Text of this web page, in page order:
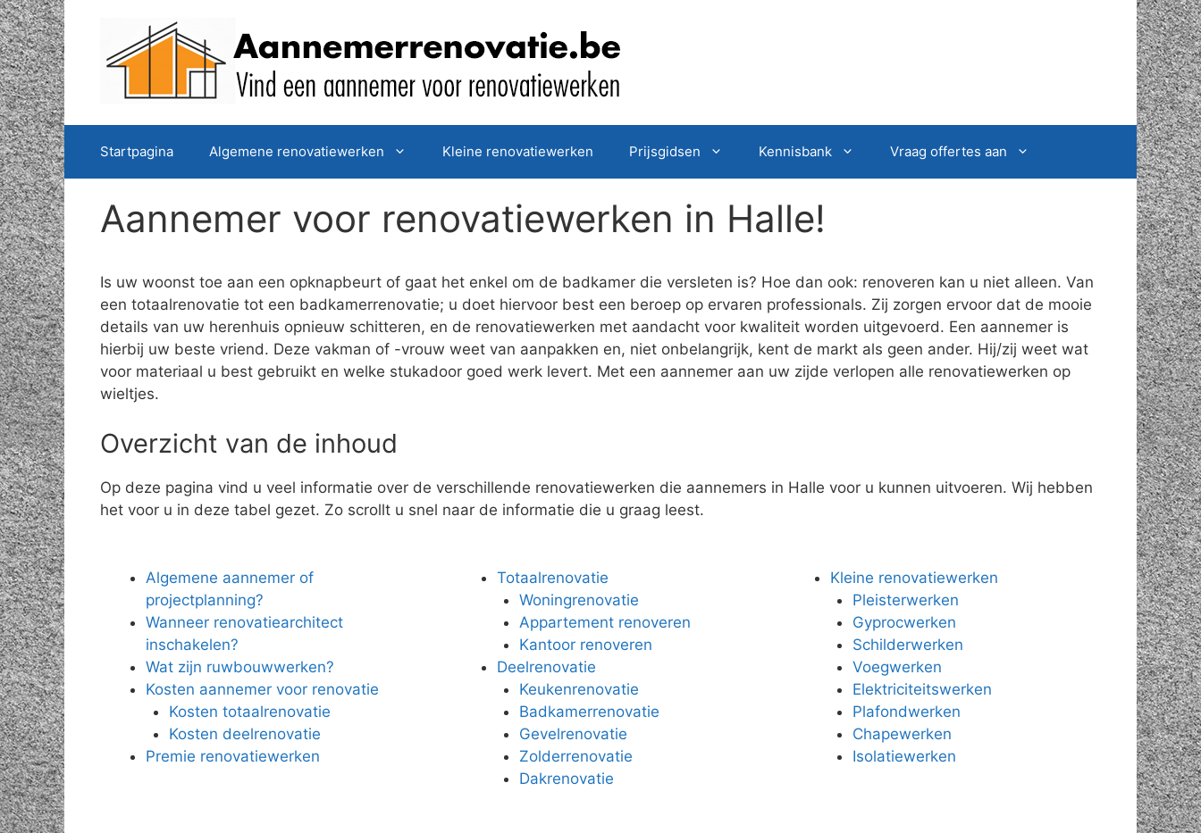
Spring
naar
de
inhoud
Startpagina Algemene renovatiewerken Kleine renovatiewerken Prijsgidsen Kennisbank Vraag offertes aan
Aannemer voor renovatiewerken in Halle!
Is uw woonst toe aan een opknapbeurt of gaat het enkel om de badkamer die versleten is? Hoe dan ook: renoveren kan u niet alleen. Van
een totaalrenovatie tot een badkamerrenovatie; u doet hiervoor best een beroep op ervaren professionals. Zij zorgen ervoor dat de mooie
details van uw herenhuis opnieuw schitteren, en de renovatiewerken met aandacht voor kwaliteit worden uitgevoerd. Een aannemer is
hierbij uw beste vriend. Deze vakman of -vrouw weet van aanpakken en, niet onbelangrijk, kent de markt als geen ander. Hij/zij weet wat
voor materiaal u best gebruikt en welke stukadoor goed werk levert. Met een aannemer aan uw zijde verlopen alle renovatiewerken op
wieltjes.
Overzicht van de inhoud
Op deze pagina vind u veel informatie over de verschillende renovatiewerken die aannemers in Halle voor u kunnen uitvoeren. Wij hebben
het voor u in deze tabel gezet. Zo scrollt u snel naar de informatie die u graag leest.
Algemene aannemer of
projectplanning?
Wanneer renovatiearchitect
inschakelen?
Wat zijn ruwbouwwerken?
Kosten aannemer voor renovatie
Kosten totaalrenovatie
Kosten deelrenovatie
Premie renovatiewerken
Totaalrenovatie
Woningrenovatie
Appartement renoveren
Kantoor renoveren
Deelrenovatie
Keukenrenovatie
Badkamerrenovatie
Gevelrenovatie
Zolderrenovatie
Dakrenovatie
Kleine renovatiewerken
Pleisterwerken
Gyprocwerken
Schilderwerken
Voegwerken
Elektriciteitswerken
Plafondwerken
Chapewerken
Isolatiewerken